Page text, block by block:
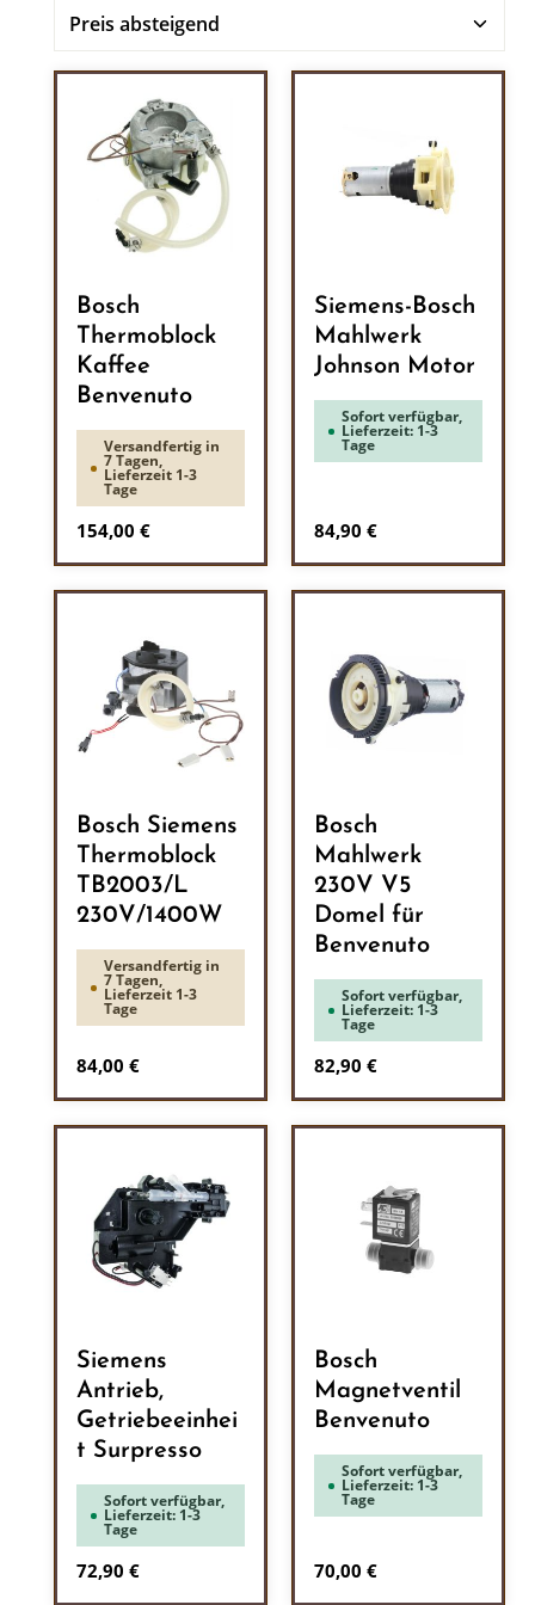
Bosch
Thermoblock
Kaffee
Benvenuto
Versandfertig in
7 Tagen,
Lieferzeit 1-3
Tage
Regulärer Preis:
154,00 €
Siemens-Bosch
Mahlwerk
Johnson Motor
Sofort verfügbar,
Lieferzeit: 1-3
Tage
Regulärer Preis:
84,90 €
Bosch Siemens
Thermoblock
TB2003/L
230V/1400W
Versandfertig in
7 Tagen,
Lieferzeit 1-3
Tage
Regulärer Preis:
84,00 €
Bosch
Mahlwerk
230V V5
Domel für
Benvenuto
Sofort verfügbar,
Lieferzeit: 1-3
Tage
Regulärer Preis:
82,90 €
Siemens
Antrieb,
Getriebeeinhei
t Surpresso
Sofort verfügbar,
Lieferzeit: 1-3
Tage
Regulärer Preis:
72,90 €
Bosch
Magnetventil
Benvenuto
Sofort verfügbar,
Lieferzeit: 1-3
Tage
Regulärer Preis:
70,00 €